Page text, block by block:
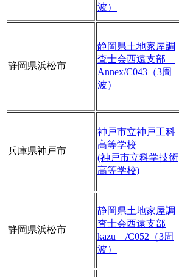
波）
静岡県浜松市
静岡県土地家屋調
査士会西遠支部
Annex/C043（3周
波）
兵庫県神戸市
神戸市立神戸工科
高等学校
(神戸市立科学技術
高等学校)
静岡県浜松市
静岡県土地家屋調
査士会西遠支部
kazu /C052（3周
波）